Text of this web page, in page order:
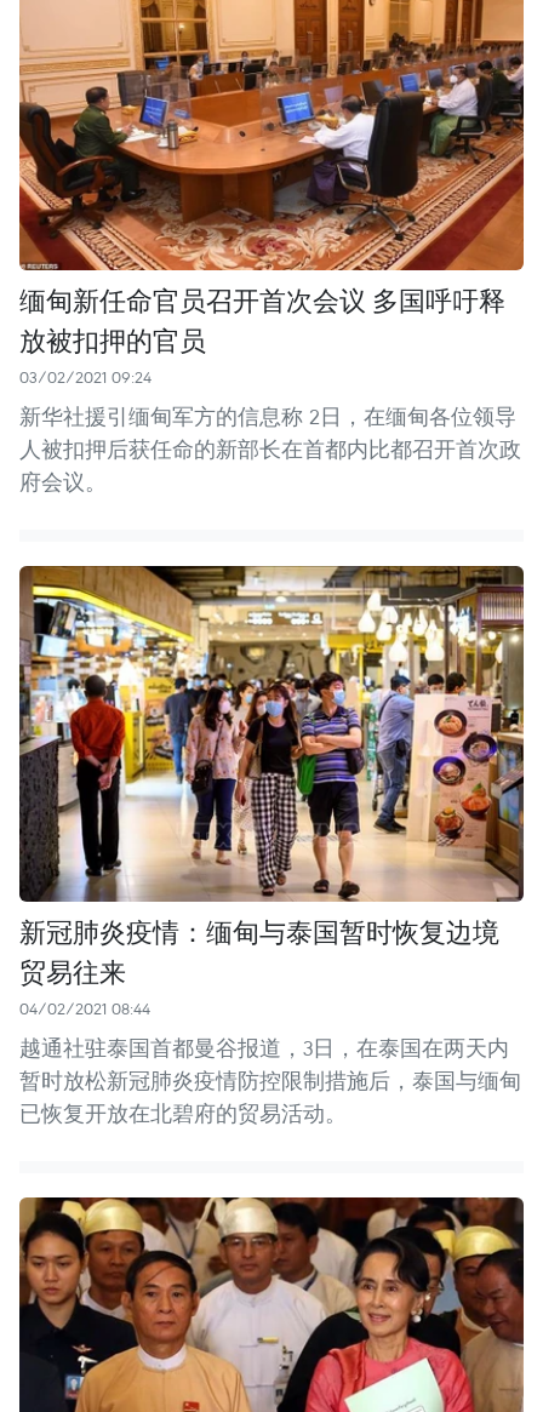
缅甸新任命官员召开首次会议 多国呼吁释
放被扣押的官员
03/02/2021 09:24
新华社援引缅甸军方的信息称 2日，在缅甸各位领导
人被扣押后获任命的新部长在首都内比都召开首次政
府会议。
新冠肺炎疫情：缅甸与泰国暂时恢复边境
贸易往来
04/02/2021 08:44
越通社驻泰国首都曼谷报道，3日，在泰国在两天内
暂时放松新冠肺炎疫情防控限制措施后，泰国与缅甸
已恢复开放在北碧府的贸易活动。